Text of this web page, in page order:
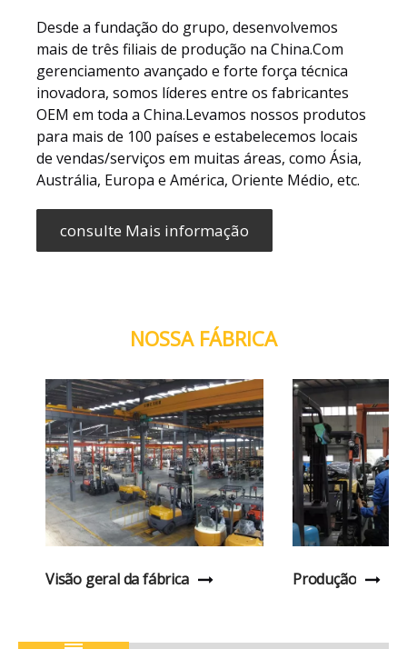
Desde a fundação do grupo, desenvolvemos
mais de três filiais de produção na China.Com
gerenciamento avançado e forte força técnica
inovadora, somos líderes entre os fabricantes
OEM em toda a China.Levamos nossos produtos
para mais de 100 países e estabelecemos locais
de vendas/serviços em muitas áreas, como Ásia,
Austrália, Europa e América, Oriente Médio, etc.
consulte Mais informação
NOSSA FÁBRICA
Visão geral da fábrica Produção